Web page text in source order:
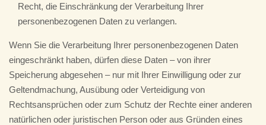
Recht, die Einschränkung der Verarbeitung Ihrer
personenbezogenen Daten zu verlangen.
Wenn Sie die Verarbeitung Ihrer personenbezogenen Daten
eingeschränkt haben, dürfen diese Daten – von ihrer
Speicherung abgesehen – nur mit Ihrer Einwilligung oder zur
Geltendmachung, Ausübung oder Verteidigung von
Rechtsansprüchen oder zum Schutz der Rechte einer anderen
natürlichen oder juristischen Person oder aus Gründen eines